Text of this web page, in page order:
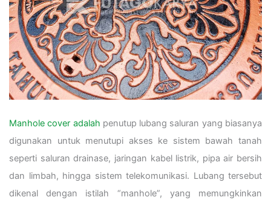
Manhole cover adalah penutup lubang saluran yang biasanya
digunakan untuk menutupi akses ke sistem bawah tanah
seperti saluran drainase, jaringan kabel listrik, pipa air bersih
dan limbah, hingga sistem telekomunikasi. Lubang tersebut
dikenal dengan istilah “manhole”, yang memungkinkan